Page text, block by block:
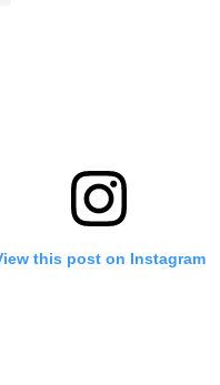
this post on Instagram